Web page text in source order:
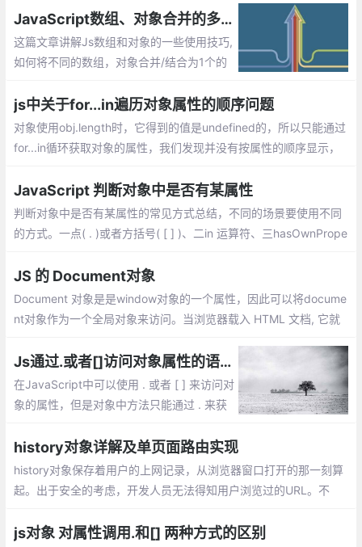
象属性的个数呢？
JavaScript数组、对象合并的多种方法实现
这篇文章讲解Js数组和对象的一些使用技巧,
如何将不同的数组，对象合并/结合为1个的
js中关于for...in遍历对象属性的顺序问题
对象使用obj.length时，它得到的值是undefined的，所以只能通过
for...in循环获取对象的属性，我们发现并没有按属性的顺序显示，
JavaScript 判断对象中是否有某属性
判断对象中是否有某属性的常见方式总结，不同的场景要使用不同
的方式。一点( . )或者方括号( [ ] )、二in 运算符、三hasOwnPrope
需要结合使用
JS 的 Document对象
Document 对象是是window对象的一个属性，因此可以将docume
nt对象作为一个全局对象来访问。当浏览器载入 HTML 文档, 它就
Js通过.或者[]访问对象属性的语法、性能等区别
在JavaScript中可以使用 . 或者 [ ] 来访问对
象的属性，但是对象中方法只能通过 . 来获
者使用[]作为一个关联数组来存取对象的属
性。但是这两种方式有什么区别了？
history对象详解及单页面路由实现
history对象保存着用户的上网记录，从浏览器窗口打开的那一刻算
起。出于安全的考虑，开发人员无法得知用户浏览过的URL。不
况下实现后退与前进
js对象 对属性调用.和[] 两种方式的区别